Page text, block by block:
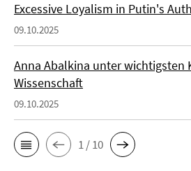
Excessive Loyalism in Putin's
09.10.2025
Anna Abalkina unter wichtigsten
Wissenschaft
09.10.2025
1 / 10